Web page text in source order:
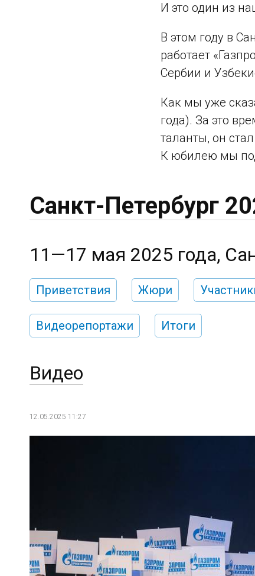
И это один из
В этом году в
работает
Сербии и
Как мы уже
года). За это
таланты, он
К юбилею мы
Санкт-Петербург
11—17 мая 2025 года,
Приветствия Жюри
Видеорепортажи Итоги
Видео
12.05.2025 11:27